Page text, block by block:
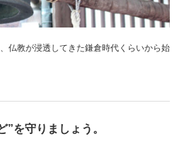
仏教が浸透してきた鎌倉時代くらいから始
”を守りましょう。